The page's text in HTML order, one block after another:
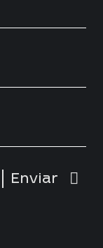
Enviar